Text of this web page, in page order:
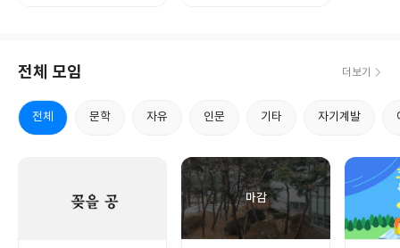
전체 모임 더보기
전체 문학 자유 인문 기타 자기계발